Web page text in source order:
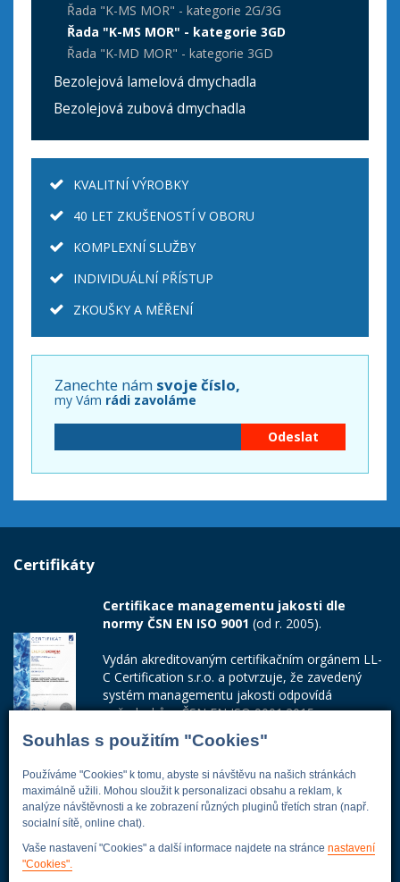
Souhlas s použitím "Cookies"
Používáme "Cookies" k tomu, abyste si návštěvu na našich stránkách
maximálně užili. Mohou sloužit k personalizaci obsahu a reklam, k
analýze návštěvnosti a ke zobrazení různých pluginů třetích stran (např.
socialní sítě, online chat).
Vaše nastavení "Cookies" a další informace najdete na stránce nastavení
"Cookies".
Řada "K-MS MOR" - kategorie 2G/3G
Řada "K-MS MOR" - kategorie 3GD
Řada "K-MD MOR" - kategorie 3GD
Bezolejová lamelová dmychadla
Bezolejová zubová dmychadla
KVALITNÍ VÝROBKY
40 LET ZKUŠENOSTÍ V OBORU
KOMPLEXNÍ SLUŽBY
INDIVIDUÁLNÍ PŘÍSTUP
ZKOUŠKY A MĚŘENÍ
Zanechte nám svoje číslo,
my Vám rádi zavoláme
Certifikáty
Certifikace managementu jakosti dle
normy ČSN EN ISO 9001 (od r. 2005).
Vydán akreditovaným certifikačním orgánem LL-
C Certification s.r.o. a potvrzuje, že zavedený
systém managementu jakosti odpovídá
požadavkům ČSN EN ISO 9001:2015.
Číslo certifikátu: 42014103
Adresa firmy
Energoekonom